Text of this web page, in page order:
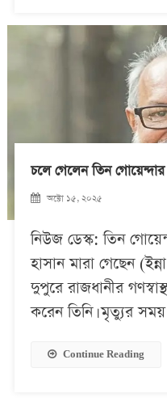
চলে গেলেন তিন গোয়েন্দার
অক্টো ১৫, ২০২৫
নিউজ ডেস্ক: তিন
হাসান মারা গেছেন
দুপুরে রাজধানীর
করেন তিনি। মৃত্যুর
Continue Reading